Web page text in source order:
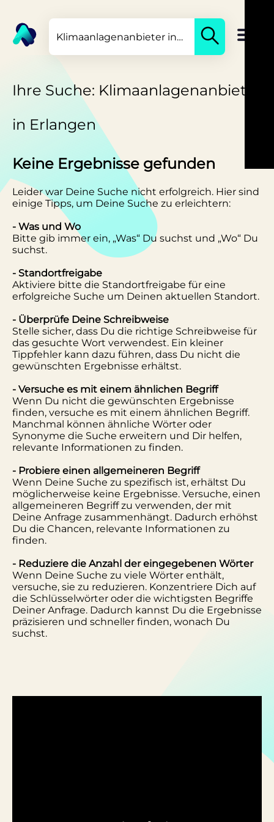
Ihre Suche: Klimaanlagenanbieter
in Erlangen
Keine Ergebnisse gefunden
Leider war Deine Suche nicht erfolgreich. Hier sind
einige Tipps, um Deine Suche zu erleichtern:
- Was und Wo
Bitte gib immer ein, „Was“ Du suchst und „Wo“ Du
suchst.
- Standortfreigabe
Aktiviere bitte die Standortfreigabe für eine
erfolgreiche Suche um Deinen aktuellen Standort.
- Überprüfe Deine Schreibweise
Stelle sicher, dass Du die richtige Schreibweise für
das gesuchte Wort verwendest. Ein kleiner
Tippfehler kann dazu führen, dass Du nicht die
gewünschten Ergebnisse erhältst.
- Versuche es mit einem ähnlichen Begriff
Wenn Du nicht die gewünschten Ergebnisse
finden, versuche es mit einem ähnlichen Begriff.
Manchmal können ähnliche Wörter oder
Synonyme die Suche erweitern und Dir helfen,
relevante Informationen zu finden.
- Probiere einen allgemeineren Begriff
Wenn Deine Suche zu spezifisch ist, erhältst Du
möglicherweise keine Ergebnisse. Versuche, einen
allgemeineren Begriff zu verwenden, der mit
Deine Anfrage zusammenhängt. Dadurch erhöhst
Du die Chancen, relevante Informationen zu
finden.
- Reduziere die Anzahl der eingegebenen Wörter
Wenn Deine Suche zu viele Wörter enthält,
versuche, sie zu reduzieren. Konzentriere Dich auf
die Schlüsselwörter oder die wichtigsten Begriffe
Deiner Anfrage. Dadurch kannst Du die Ergebnisse
präzisieren und schneller finden, wonach Du
suchst.